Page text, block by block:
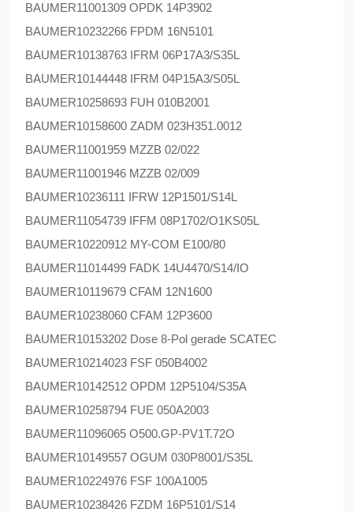
BAUMER11001309 OPDK 14P3902
BAUMER10232266 FPDM 16N5101
BAUMER10138763 IFRM 06P17A3/S35L
BAUMER10144448 IFRM 04P15A3/S05L
BAUMER10258693 FUH 010B2001
BAUMER10158600 ZADM 023H351.0012
BAUMER11001959 MZZB 02/022
BAUMER11001946 MZZB 02/009
BAUMER10236111 IFRW 12P1501/S14L
BAUMER11054739 IFFM 08P1702/O1KS05L
BAUMER10220912 MY-COM E100/80
BAUMER11014499 FADK 14U4470/S14/IO
BAUMER10119679 CFAM 12N1600
BAUMER10238060 CFAM 12P3600
BAUMER10153202 Dose 8-Pol gerade SCATEC
BAUMER10214023 FSF 050B4002
BAUMER10142512 OPDM 12P5104/S35A
BAUMER10258794 FUE 050A2003
BAUMER11096065 O500.GP-PV1T.72O
BAUMER10149557 OGUM 030P8001/S35L
BAUMER10224976 FSF 100A1005
BAUMER10238426 FZDM 16P5101/S14